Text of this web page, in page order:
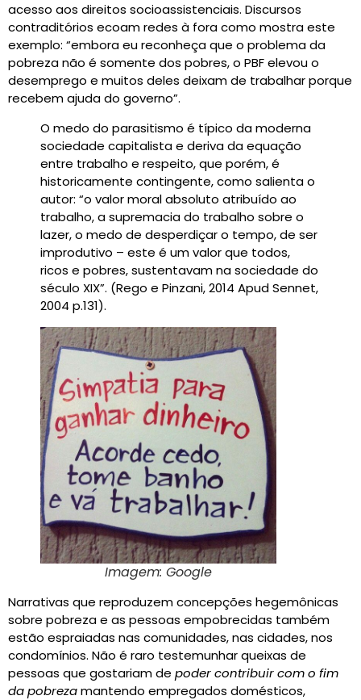
acesso aos direitos socioassistenciais. Discursos
contraditórios ecoam redes à fora como mostra este
exemplo: “embora eu reconheça que o problema da
pobreza não é somente dos pobres, o PBF elevou o
desemprego e muitos deles deixam de trabalhar porque
recebem ajuda do governo”.
O medo do parasitismo é típico da moderna
sociedade capitalista e deriva da equação
entre trabalho e respeito, que porém, é
historicamente contingente, como salienta o
autor: “o valor moral absoluto atribuído ao
trabalho, a supremacia do trabalho sobre o
lazer, o medo de desperdiçar o tempo, de ser
improdutivo – este é um valor que todos,
ricos e pobres, sustentavam na sociedade do
século XIX”. (Rego e Pinzani, 2014 Apud Sennet,
2004 p.131).
Imagem: Google
Narrativas que reproduzem concepções hegemônicas
sobre pobreza e as pessoas empobrecidas também
estão espraiadas nas comunidades, nas cidades, nos
condomínios. Não é raro testemunhar queixas de
pessoas que gostariam de poder contribuir com o fim
da pobrezamantendo empregados domésticos,